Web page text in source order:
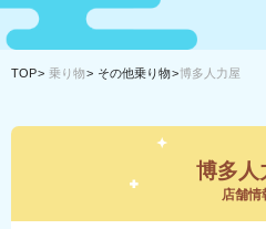
TOP 乗り物 その他乗り物 博多人力屋
博多人
店舗情